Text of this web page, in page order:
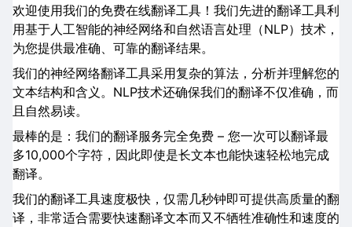
欢迎使用我们的免费在线翻译工具！我们先进的翻译工具利
用基于人工智能的神经网络和自然语言处理（NLP）技术，
为您提供最准确、可靠的翻译结果。
我们的神经网络翻译工具采用复杂的算法，分析并理解您的
文本结构和含义。NLP技术还确保我们的翻译不仅准确，而
且自然易读。
最棒的是：我们的翻译服务完全免费 – 您一次可以翻译最
多10,000个字符，因此即使是长文本也能快速轻松地完成
翻译。
我们的翻译工具速度极快，仅需几秒钟即可提供高质量的翻
译，非常适合需要快速翻译文本而又不牺牲准确性和速度的